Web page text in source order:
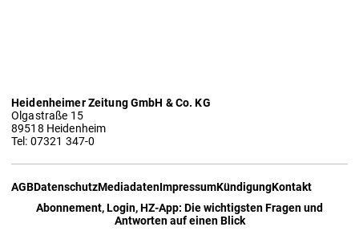
Heidenheimer Zeitung GmbH & Co. KG
Olgastraße 15
89518 Heidenheim
Tel: 07321 347-0
AGBDatenschutzMediadatenImpressumKündigungKontakt
Abonnement, Login, HZ-App: Die wichtigsten Fragen und
Antworten auf einen Blick